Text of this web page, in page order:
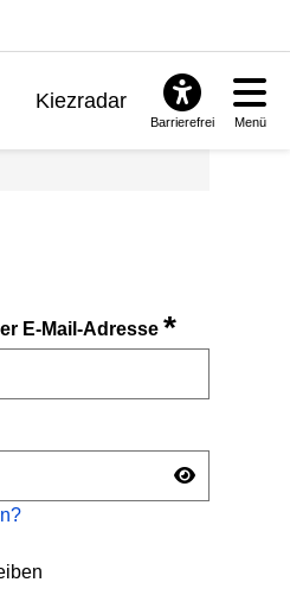
Kiezradar
Barrierefrei Menü
E-Mail-Adresse*